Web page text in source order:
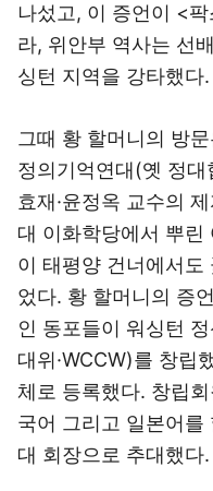
나섰고, 이 증언이 <
라, 위안부 역사는 선
싱턴 지역을 강타했다.
그때 황 할머니의 방
정의기억연대(옛 정
효재·윤정옥 교수의
대 이화학당에서 뿌
이 태평양 건너에서도
었다. 황 할머니의 증
인 동포들이 워싱턴
대위·WCCW)를 창립
체로 등록했다. 창립
국어 그리고 일본어를
대 회장으로 추대했다.